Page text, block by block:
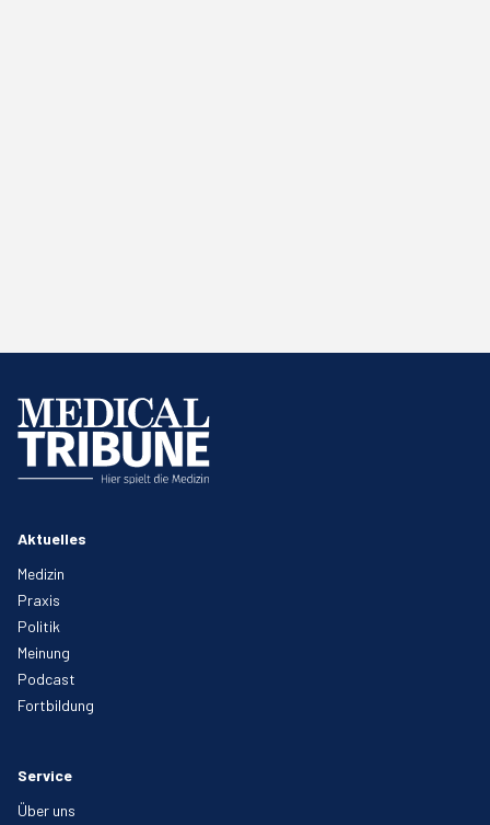
Aktuelles
Medizin
Praxis
Politik
Meinung
Podcast
Fortbildung
Service
Über uns